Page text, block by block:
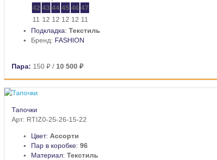
42 43 44 45 46 47
11 12 12 12 12 11
Подкладка: Текстиль
Бренд: FASHION
Пара: 150 ₽ / 10 500 ₽
Тапочки
Арт: RTIZ0-25-26-15-22
Цвет: Ассорти
Пар в коробке: 96
Материал: Текстиль